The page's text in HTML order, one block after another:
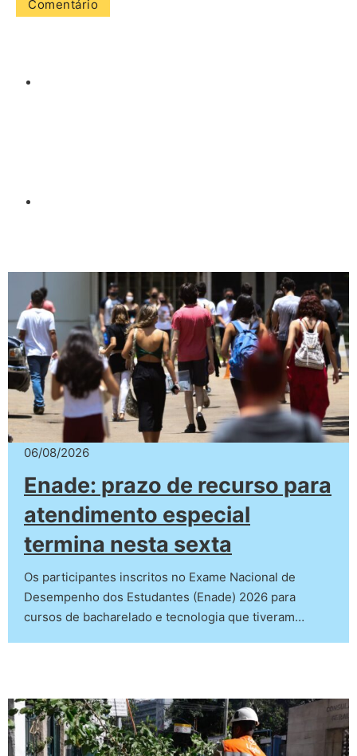
06/08/2026
Enade: prazo de recurso para
atendimento especial
termina nesta sexta
Os participantes inscritos no Exame Nacional de
Desempenho dos Estudantes (Enade) 2026 para
cursos de bacharelado e tecnologia que tiveram…